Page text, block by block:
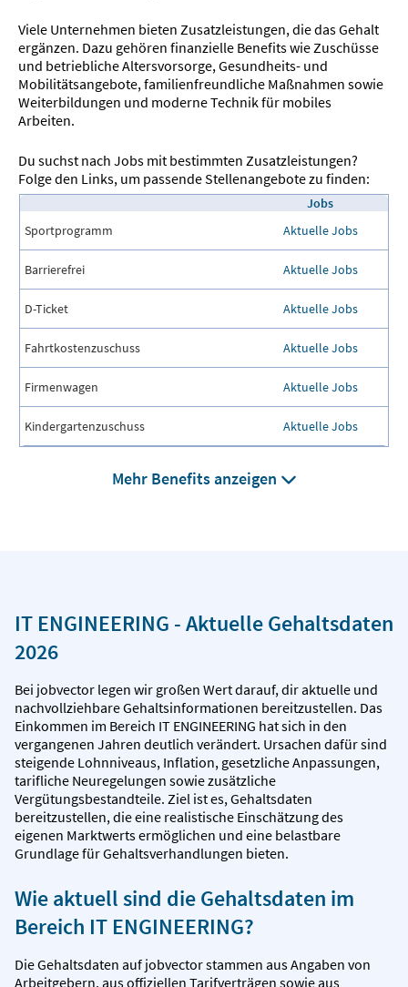
Viele Unternehmen bieten Zusatzleistungen, die das Gehalt
ergänzen. Dazu gehören finanzielle Benefits wie Zuschüsse
und betriebliche Altersvorsorge, Gesundheits- und
Mobilitätsangebote, familienfreundliche Maßnahmen sowie
Weiterbildungen und moderne Technik für mobiles
Arbeiten.
Du suchst nach Jobs mit bestimmten Zusatzleistungen?
Folge den Links, um passende Stellenangebote zu finden:
Jobs
Sportprogramm
Aktuelle Jobs
Barrierefrei Aktuelle Jobs
D-Ticket Aktuelle Jobs
Fahrtkostenzuschuss Aktuelle Jobs
Firmenwagen Aktuelle Jobs
Kindergartenzuschuss Aktuelle Jobs
Mehr Benefits anzeigen
IT ENGINEERING - Aktuelle Gehaltsdaten
2026
Bei jobvector legen wir großen Wert darauf, dir aktuelle und
nachvollziehbare Gehaltsinformationen bereitzustellen. Das
Einkommen im Bereich IT ENGINEERING hat sich in den
vergangenen Jahren deutlich verändert. Ursachen dafür sind
steigende Lohnniveaus, Inflation, gesetzliche Anpassungen,
tarifliche Neuregelungen sowie zusätzliche
Vergütungsbestandteile. Ziel ist es, Gehaltsdaten
bereitzustellen, die eine realistische Einschätzung des
eigenen Marktwerts ermöglichen und eine belastbare
Grundlage für Gehaltsverhandlungen bieten.
Wie aktuell sind die Gehaltsdaten im
Bereich IT ENGINEERING?
Die Gehaltsdaten auf jobvector stammen aus Angaben von
Arbeitgebern, aus offiziellen Tarifverträgen sowie aus